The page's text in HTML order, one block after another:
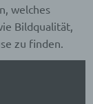
welches
Bildqualität,
zu finden.
Verarbeitung